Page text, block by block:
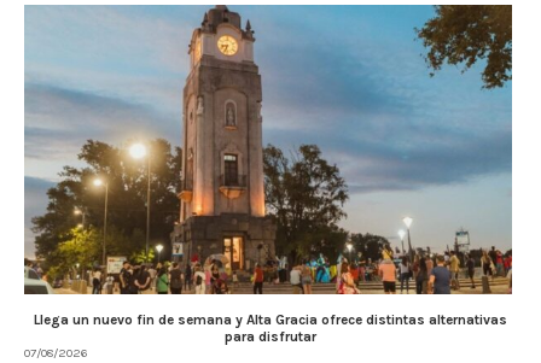
Llega un nuevo fin de semana y Alta Gracia ofrece distintas alternativas
para disfrutar
07/08/2026